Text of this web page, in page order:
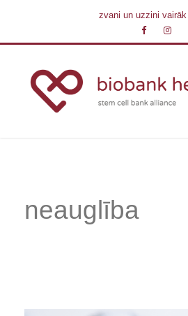
zvani un uzzini vairāk
neauglība